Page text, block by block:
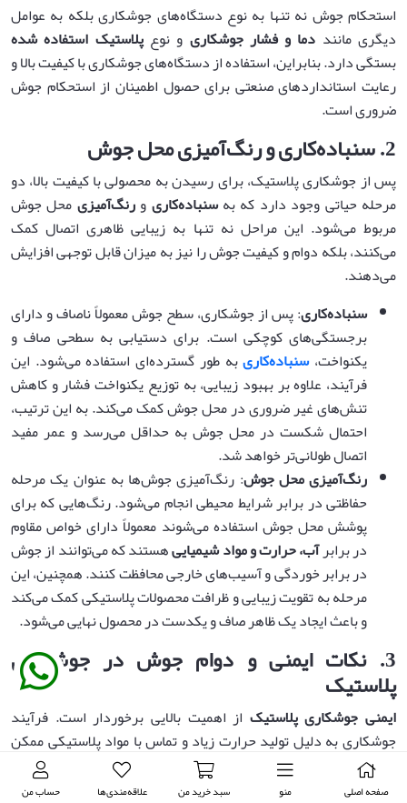
صفحه اصلی منو سبد خرید من علاقه‌مندی‌ها حساب من
استحکام جوش نه تنها به نوع دستگاه‌های جوشکاری بلکه به عوامل
دیگری مانند دما و فشار جوشکاری و نوعپلاستیک استفاده شده
بستگی دارد. بنابراین، استفاده از دستگاه‌های جوشکاری با کیفیت بالا و
رعایت استانداردهای صنعتی برای حصول اطمینان از استحکام جوش
ضروری است.
2. سنباده‌کاری و رنگ‌آمیزی محل جوش
پس از جوشکاری پلاستیک، برای رسیدن به محصولی با کیفیت بالا، دو
مرحله حیاتی وجود دارد که بهسنباده‌کاریورنگ‌آمیزیمحل جوش
مربوط می‌شود. این مراحل نه تنها به زیبایی ظاهری اتصال کمک
می‌کنند، بلکه دوام و کیفیت جوش را نیز به میزان قابل توجهی افزایش
می‌دهند.
سنباده‌کاری: پس از جوشکاری، سطح جوش معمولاً ناصاف و دارای
برجستگی‌های کوچکی است. برای دستیابی به سطحی صاف و
یکنواخت،سنباده‌کاریبه طور گسترده‌ای استفاده می‌شود. این
فرآیند، علاوه بر بهبود زیبایی، به توزیع یکنواخت فشار و کاهش
تنش‌های غیر ضروری در محل جوش کمک می‌کند. به این ترتیب،
احتمال شکست در محل جوش به حداقل می‌رسد و عمر مفید
اتصال طولانی‌تر خواهد شد.
رنگ‌آمیزی محل جوش: رنگ‌آمیزی جوش‌ها به عنوان یک مرحله
حفاظتی در برابر شرایط محیطی انجام می‌شود. رنگ‌هایی که برای
پوشش محل جوش استفاده می‌شوند معمولاً دارای خواص مقاوم
در برابرآب، حرارت و مواد شیمیاییهستند که می‌توانند از جوش
در برابر خوردگی و آسیب‌های خارجی محافظت کنند. همچنین، این
مرحله به تقویت زیبایی و ظرافت محصولات پلاستیکی کمک می‌کند
و باعث ایجاد یک ظاهر صاف و یکدست در محصول نهایی می‌شود.
3. نکات ایمنی و دوام جوش در جوشکاری
پلاستیک
ایمنی جوشکاری پلاستیک از اهمیت بالایی برخوردار است. فرآیند
جوشکاری به دلیل تولید حرارت زیاد و تماس با مواد پلاستیکی ممکن
است خطرات مختلفی را به همراه داشته باشد. رعایت نکات ایمنی نه
تنها به حفظ سلامت کارگران کمک می‌کند، بلکه ازآسیب به محیط زیست